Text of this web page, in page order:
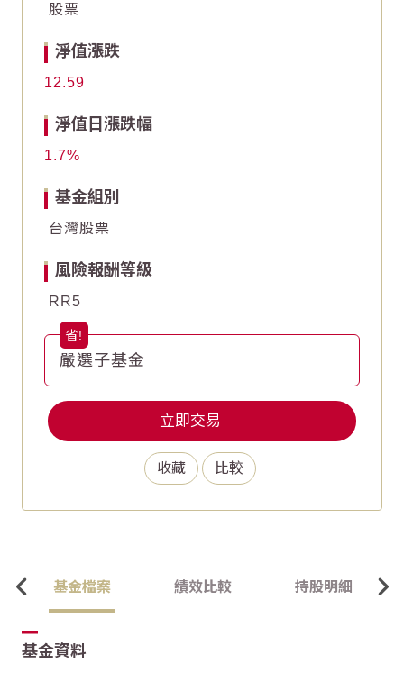
股票
淨值漲跌
12.59
淨值日漲跌幅
1.7
基金組別
台灣股票
風險報酬等級
RR5
嚴選子基金
收藏 比較
立即交易
基金檔案 績效比較 持股明細
基金資料